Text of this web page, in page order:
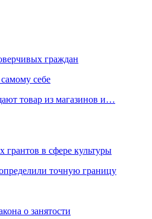
граждан
себе
товар из магазинов и…
грантов в сфере культуры
точную границу
о занятости